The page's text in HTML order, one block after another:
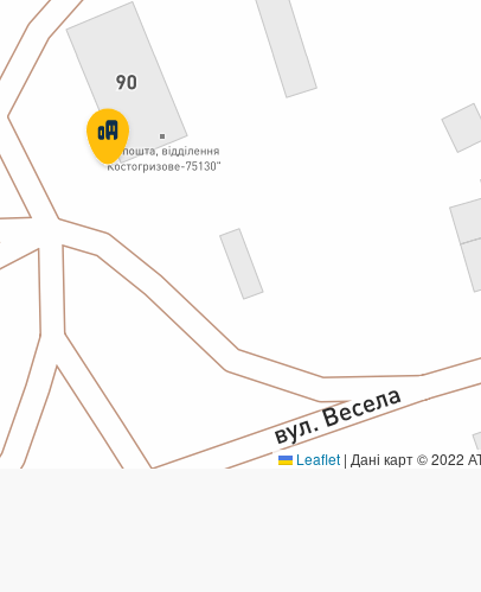
Комунальні та інші платежі
Leaflet | Дані карт © 2022